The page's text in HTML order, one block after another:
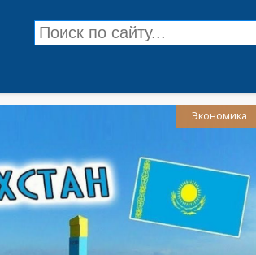
Экономика